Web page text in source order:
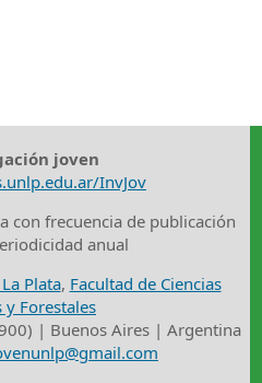
joven
InvJov
con frecuencia de publicación
anual
Plata, Facultad de Ciencias
y Forestales
| Buenos Aires | Argentina